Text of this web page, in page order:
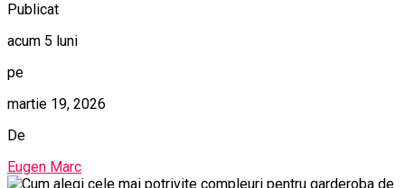
Publicat
acum 5 luni
pe
martie 19, 2026
De
Eugen Marc